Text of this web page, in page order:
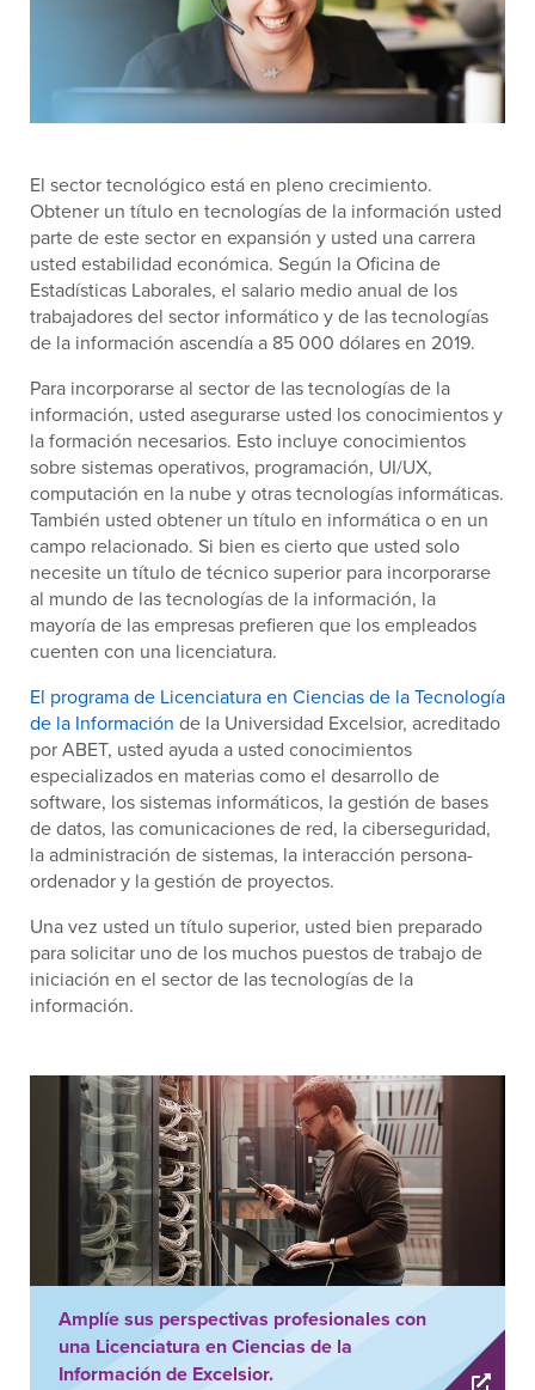
El sector tecnológico está en pleno crecimiento.
Obtener un título en tecnologías de la información usted
parte de este sector en expansión y usted una carrera
usted estabilidad económica. Según la Oficina de
Estadísticas Laborales, el salario medio anual de los
trabajadores del sector informático y de las tecnologías
de la información ascendía a 85 000 dólares en 2019.
Para incorporarse al sector de las tecnologías de la
información, usted asegurarse usted los conocimientos y
la formación necesarios. Esto incluye conocimientos
sobre sistemas operativos, programación, UI/UX,
computación en la nube y otras tecnologías informáticas.
También usted obtener un título en informática o en un
campo relacionado. Si bien es cierto que usted solo
necesite un título de técnico superior para incorporarse
al mundo de las tecnologías de la información, la
mayoría de las empresas prefieren que los empleados
cuenten con una licenciatura.
El programa de Licenciatura en Ciencias de la Tecnología
de la Información de la Universidad Excelsior, acreditado
por ABET, usted ayuda a usted conocimientos
especializados en materias como el desarrollo de
software, los sistemas informáticos, la gestión de bases
de datos, las comunicaciones de red, la ciberseguridad,
la administración de sistemas, la interacción persona-
ordenador y la gestión de proyectos.
Una vez usted un título superior, usted bien preparado
para solicitar uno de los muchos puestos de trabajo de
iniciación en el sector de las tecnologías de la
información.
Amplíe sus perspectivas profesionales con
una Licenciatura en Ciencias de la
Información de Excelsior.